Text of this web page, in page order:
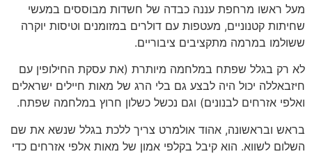
מעל ראשו מרחפת עננה כבדה של חשדות מבוססים במעשי
שחיתות קטנוניים, מעטפות עם דולרים במזומנים וטיסות יוקרה
ששולמו במרמה מתקציבים ציבוריים.
לא רק בגלל שפתח במלחמה מיותרת (את עסקת החילופין עם
חיזבאללה יכול היה לבצע גם בלי הרג של מאות חיילים ישראלים
ואלפי אזרחים לבנונים) וגם נכשל כשלון חרוץ במלחמה שפתח.
בראש ובראשונה, אהוד אולמרט צריך ללכת בגלל שנשא את שם
השלום לשווא. הוא קיבל בקלפי אמון של מאות אלפי אזרחים כדי